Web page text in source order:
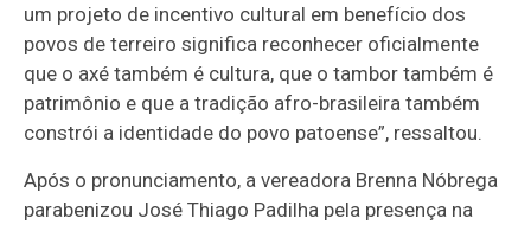
um projeto de incentivo cultural em benefício dos
povos de terreiro significa reconhecer oficialmente
que o axé também é cultura, que o tambor também é
patrimônio e que a tradição afro-brasileira também
constrói a identidade do povo patoense”, ressaltou.
Após o pronunciamento, a vereadora Brenna Nóbrega
parabenizou José Thiago Padilha pela presença na